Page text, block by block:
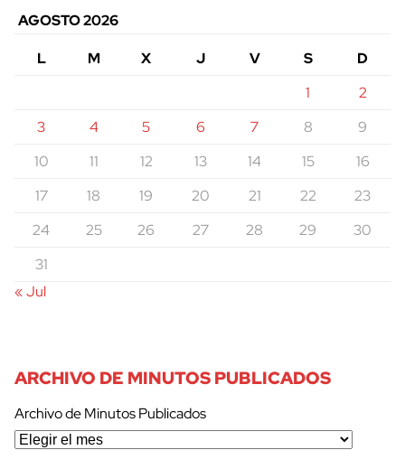
AGOSTO 2026
L
M X J V S
D
1
2
3
4 5 6 7 8
9
10
11 12 13 14 15
16
17
18 19 20 21 22
23
24
25 26 27 28 29
30
31
« Jul
ARCHIVO DE MINUTOS PUBLICADOS
Archivo de Minutos Publicados